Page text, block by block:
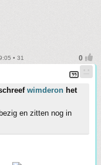
• 31
wimderon het
en zitten nog in